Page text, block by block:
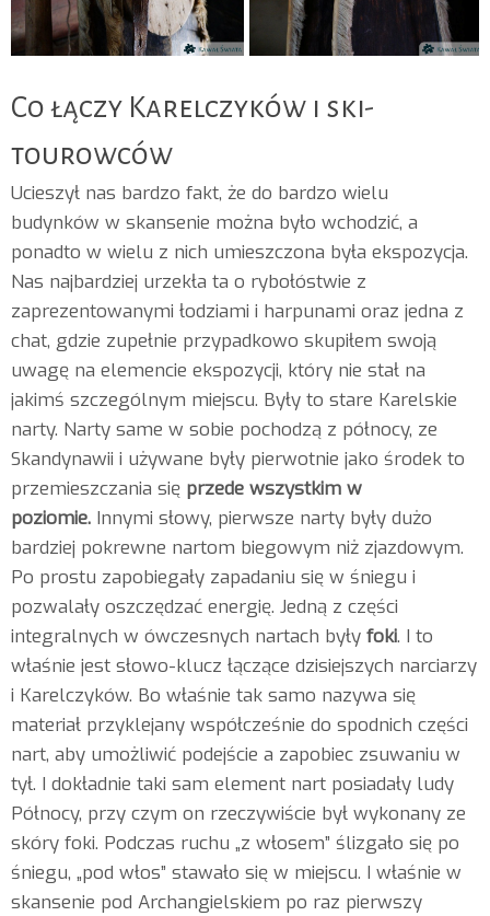
Co łączy Karelczyków i ski-
tourowców
Ucieszył nas bardzo fakt, że do bardzo wielu
budynków w skansenie można było wchodzić, a
ponadto w wielu z nich umieszczona była ekspozycja.
Nas najbardziej urzekła ta o rybołóstwie z
zaprezentowanymi łodziami i harpunami oraz jedna z
chat, gdzie zupełnie przypadkowo skupiłem swoją
uwagę na elemencie ekspozycji, który nie stał na
jakimś szczególnym miejscu. Były to stare Karelskie
narty. Narty same w sobie pochodzą z północy, ze
Skandynawii i używane były pierwotnie jako środek to
przemieszczania się przede wszystkim w
poziomie. Innymi słowy, pierwsze narty były dużo
bardziej pokrewne nartom biegowym niż zjazdowym.
Po prostu zapobiegały zapadaniu się w śniegu i
pozwalały oszczędzać energię. Jedną z części
integralnych w ówczesnych nartach były foki. I to
właśnie jest słowo-klucz łączące dzisiejszych narciarzy
i Karelczyków. Bo właśnie tak samo nazywa się
materiał przyklejany współcześnie do spodnich części
nart, aby umożliwić podejście a zapobiec zsuwaniu w
tył. I dokładnie taki sam element nart posiadały ludy
Północy, przy czym on rzeczywiście był wykonany ze
skóry foki. Podczas ruchu „z włosem” ślizgało się po
śniegu, „pod włos” stawało się w miejscu. I właśnie w
skansenie pod Archangielskiem po raz pierwszy